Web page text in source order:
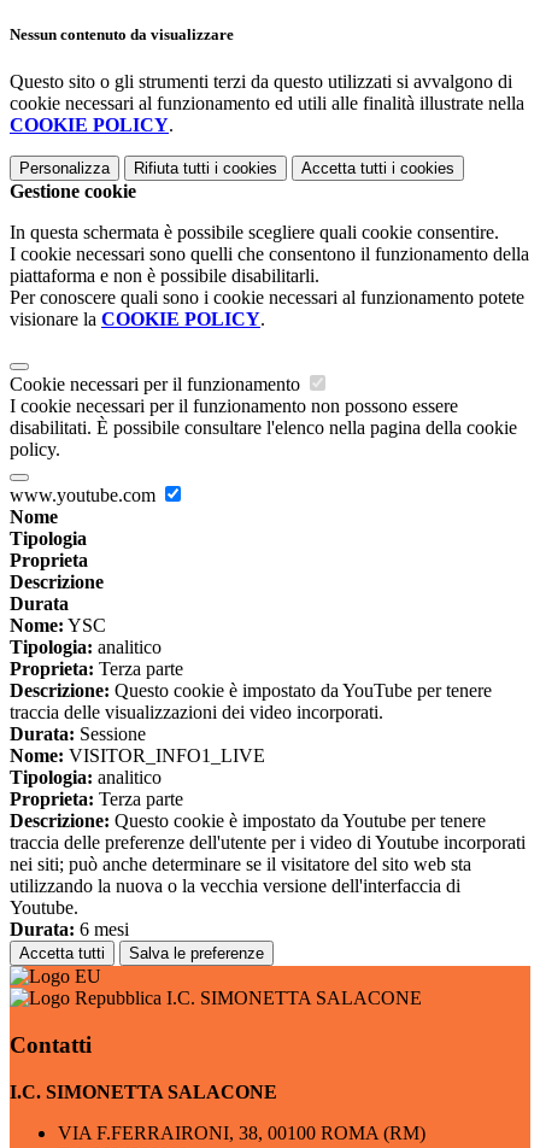
Nessun contenuto da visualizzare
Questo sito o gli strumenti terzi da questo utilizzati si avvalgono di
cookie necessari al funzionamento ed utili alle finalità illustrate nella
COOKIE POLICY.
Personalizza Rifiuta tutti i cookies Accetta tutti i cookies
Gestione cookie
In questa schermata è possibile scegliere quali cookie consentire.
I cookie necessari sono quelli che consentono il funzionamento della
piattaforma e non è possibile disabilitarli.
Per conoscere quali sono i cookie necessari al funzionamento potete
visionare la COOKIE POLICY.
Cookie necessari per il funzionamento
I cookie necessari per il funzionamento non possono essere
disabilitati. È possibile consultare l'elenco nella pagina della cookie
policy.
www.youtube.com
Nome
Tipologia
Proprieta
Descrizione
Durata
Nome: YSC
Tipologia: analitico
Proprieta: Terza parte
Descrizione: Questo cookie è impostato da YouTube per tenere
traccia delle visualizzazioni dei video incorporati.
Durata: Sessione
Nome: VISITOR_INFO1_LIVE
Tipologia: analitico
Proprieta: Terza parte
Descrizione: Questo cookie è impostato da Youtube per tenere
traccia delle preferenze dell'utente per i video di Youtube incorporati
nei siti; può anche determinare se il visitatore del sito web sta
utilizzando la nuova o la vecchia versione dell'interfaccia di
Youtube.
Durata: 6 mesi
Accetta tutti Salva le preferenze
I.C. SIMONETTA SALACONE
Contatti
I.C. SIMONETTA SALACONE
VIA F.FERRAIRONI, 38, 00100 ROMA (RM)